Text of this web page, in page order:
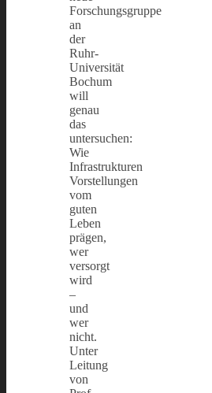
Forschungsgruppe
an
der
Ruhr-
Universität
Bochum
will
genau
das
untersuchen:
Wie
Infrastrukturen
Vorstellungen
vom
guten
Leben
prägen,
wer
versorgt
wird
–
und
wer
nicht.
Unter
Leitung
von